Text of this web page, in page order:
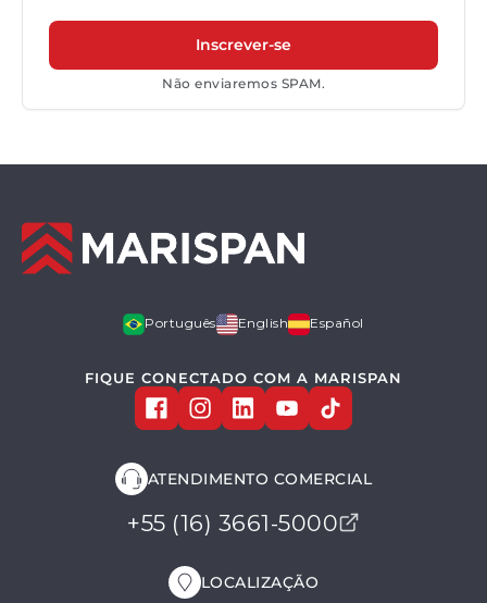
Não enviaremos SPAM.
Português English Español
FIQUE CONECTADO COM A MARISPAN
ATENDIMENTO COMERCIAL
+55 (16) 3661-5000
LOCALIZAÇÃO